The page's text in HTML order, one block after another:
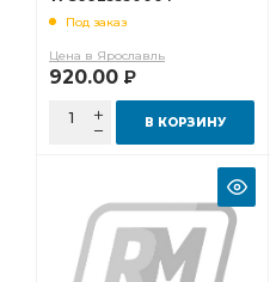
Под заказ
Цена в Ярославль
920.00 Р
В КОРЗИНУ